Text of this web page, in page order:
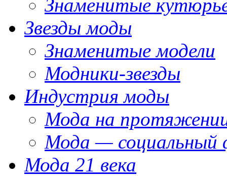
Знаменитые
Звезды моды
Знаменитые модели
Модники-звезды
Индустрия моды
Мода на
Мода — социальный
Мода 21 века